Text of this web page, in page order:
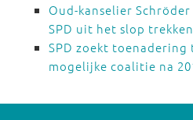
Oud-kanselier
SPD uit het slop trekken
SPD zoekt
mogelijke coalitie na